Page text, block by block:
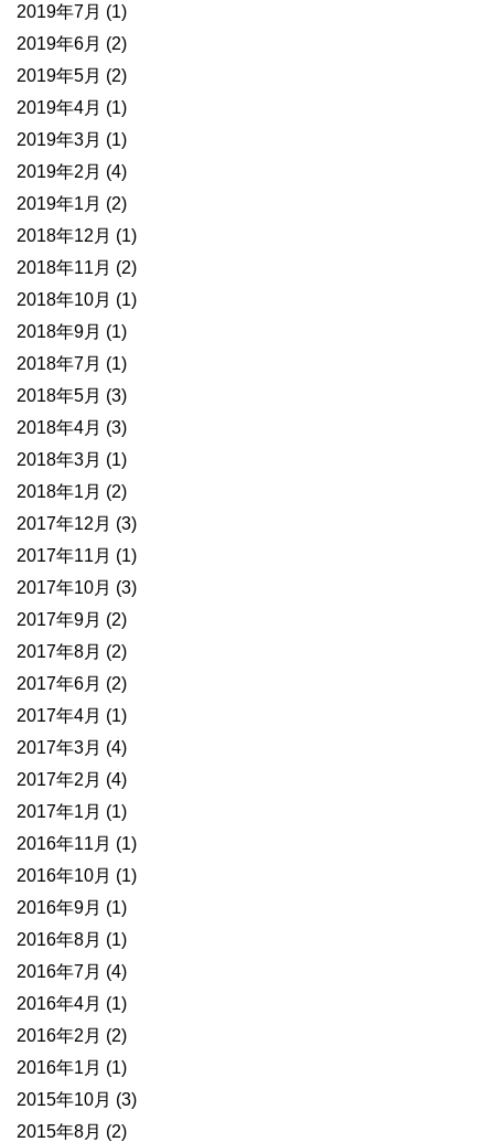
2019年7月 (1)
2019年6月 (2)
2019年5月 (2)
2019年4月 (1)
2019年3月 (1)
2019年2月 (4)
2019年1月 (2)
2018年12月 (1)
2018年11月 (2)
2018年10月 (1)
2018年9月 (1)
2018年7月 (1)
2018年5月 (3)
2018年4月 (3)
2018年3月 (1)
2018年1月 (2)
2017年12月 (3)
2017年11月 (1)
2017年10月 (3)
2017年9月 (2)
2017年8月 (2)
2017年6月 (2)
2017年4月 (1)
2017年3月 (4)
2017年2月 (4)
2017年1月 (1)
2016年11月 (1)
2016年10月 (1)
2016年9月 (1)
2016年8月 (1)
2016年7月 (4)
2016年4月 (1)
2016年2月 (2)
2016年1月 (1)
2015年10月 (3)
2015年8月 (2)